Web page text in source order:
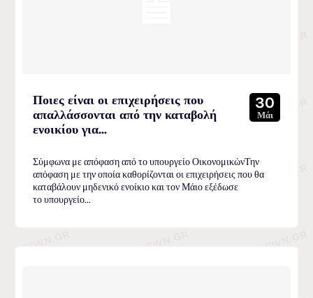
Ποιες είναι οι επιχειρήσεις που
απαλλάσσονται από την καταβολή
ενοικίου για...
30
Μάι
Σύμφωνα με απόφαση από το υπουργείο ΟικονομικώνΤην
απόφαση με την οποία καθορίζονται οι επιχειρήσεις που θα
καταβάλουν μηδενικό ενοίκιο και τον Μάιο εξέδωσε
το υπουργείο...